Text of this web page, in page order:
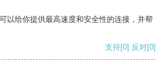
以给你提供最高速度和安全性的连接，并帮
支持[0] 反对[0]